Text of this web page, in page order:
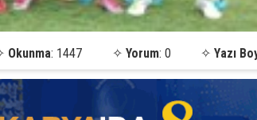
Okunma: 1447 ✧ Yorum: 0 ✧Yazı